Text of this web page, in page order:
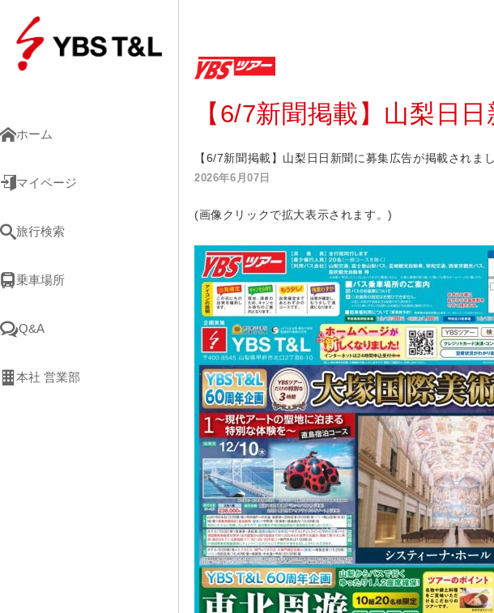
ホーム
マイページ
旅行検索
乗車場所
Q&A
本社 営業部
【6/7新聞掲載】山梨日
【6/7新聞掲載】山梨日日新聞に募集広告が掲載されまし
2026年6月07日
(画像クリックで拡大表示されます。)